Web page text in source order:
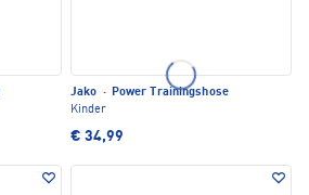
Jako · Power Trainingshose
Kinder
€ 34,99